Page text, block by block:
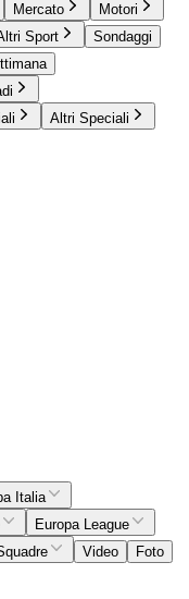
Mercato
Motori
Sport
Sondaggi
Altri Speciali
Italia
Europa League
Video
Foto